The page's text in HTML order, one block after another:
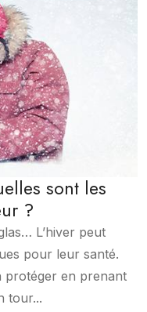
sont les
?
L’hiver peut
pour leur santé.
protéger en prenant
tour...